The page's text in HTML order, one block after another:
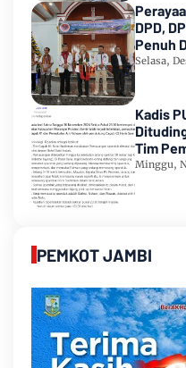
DPD,
Penuh
Selasa,
Kadis
Tim
Romi-
Minggu,
PEMKOT JAMBI